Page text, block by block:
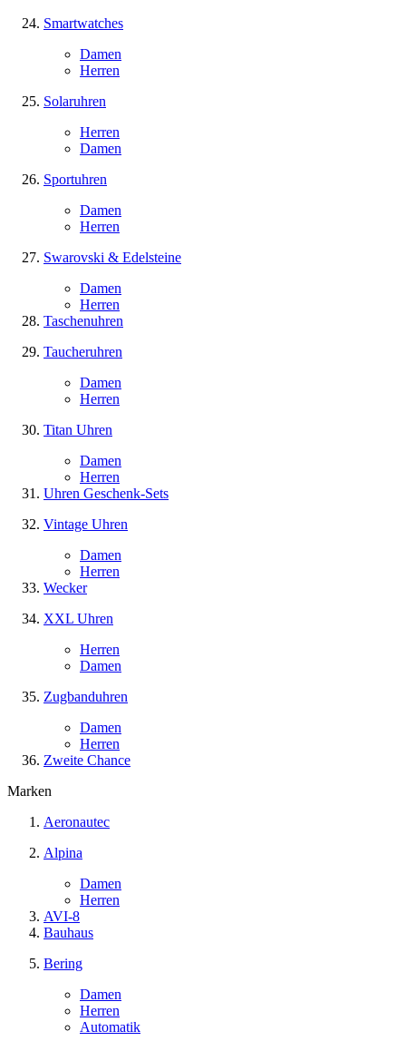
Smartwatches
Damen
Herren
Solaruhren
Herren
Damen
Sportuhren
Damen
Herren
Swarovski & Edelsteine
Damen
Herren
Taschenuhren
Taucheruhren
Damen
Herren
Titan Uhren
Damen
Herren
Uhren Geschenk-Sets
Vintage Uhren
Damen
Herren
Wecker
XXL Uhren
Herren
Damen
Zugbanduhren
Damen
Herren
Zweite Chance
Marken
Aeronautec
Alpina
Damen
Herren
AVI-8
Bauhaus
Bering
Damen
Herren
Automatik